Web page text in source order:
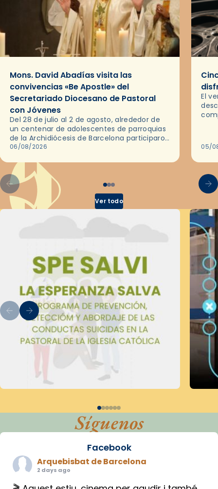
Mons. David Abadías visita las
convivencias «Be Apostle» del
Secretariado Diocesano de Pastoral
con Jóvenes
Del 28 de julio al 2 de agosto, alrededor de
un centenar de adolescentes de parroquias
de la Archidiócesis de Barcelona participaron
en las convivencias Be Apostle, organizadas
06/08/2026
El
05/
Ver todo
Síguenos
Facebook
Arquebisbat de Barcelona
2 days ago